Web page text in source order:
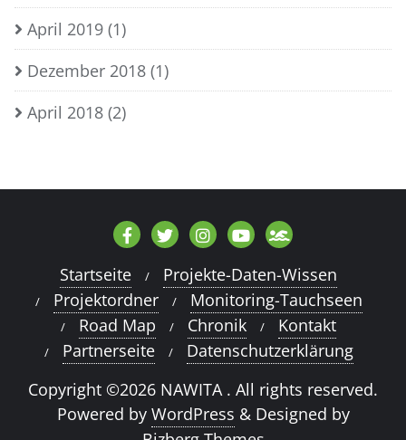
April 2019 (1)
Dezember 2018 (1)
April 2018 (2)
Startseite
Projekte-Daten-Wissen
Projektordner
Monitoring-Tauchseen
Road Map
Chronik
Kontakt
Partnerseite
Datenschutzerklärung
Copyright ©2026 NAWITA . All rights reserved.
Powered by WordPress & Designed by